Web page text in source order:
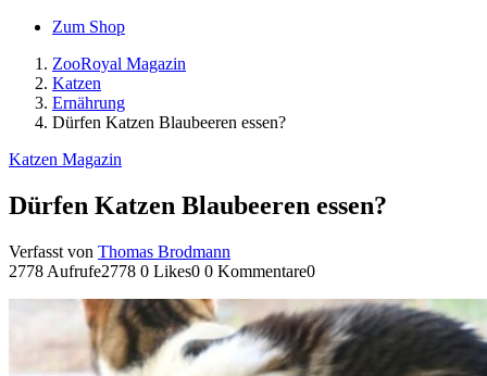
Zum Shop
ZooRoyal Magazin
Katzen
Ernährung
Dürfen Katzen Blaubeeren essen?
Katzen Magazin
Dürfen Katzen Blaubeeren essen?
Verfasst von Thomas Brodmann
2778 Aufrufe2778 0 Likes0 0 Kommentare0